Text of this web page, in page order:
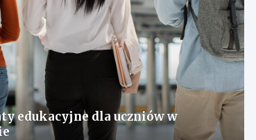
edukacyjne dla uczniów w